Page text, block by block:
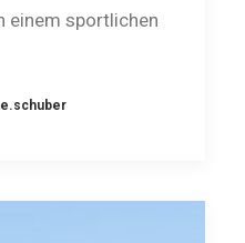
einem sportlichen